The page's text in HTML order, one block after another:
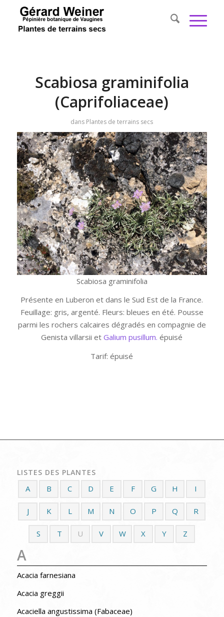
Scabiosa graminifolia
(Caprifoliaceae)
dans Plantes de terrains secs
Scabiosa graminifolia
Présente en Luberon et dans le Sud Est de la France.
Feuillage: gris, argenté. Fleurs: bleues en été. Pousse
parmi les rochers calcaires dégradés en compagnie de
Genista villarsii etGalium pusillum. épuisé
Tarif: épuisé
LISTES DES PLANTES
A B C D E F G H I
J K L M N O P Q R
S T U V W X Y Z
A
Acacia farnesiana
Acacia greggii
Acaciella angustissima (Fabaceae)